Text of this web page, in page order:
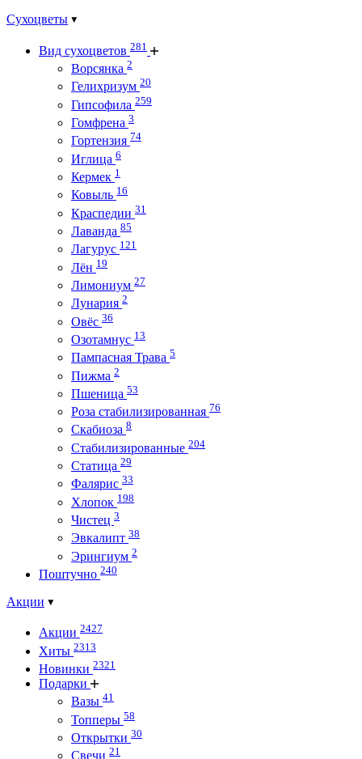
Сухоцветы
Вид сухоцветов 281
Ворсянка 2
Гелихризум 20
Гипсофила 259
Гомфрена 3
Гортензия 74
Иглица 6
Кермек 1
Ковыль 16
Краспедии 31
Лаванда 85
Лагурус 121
Лён 19
Лимониум 27
Лунария 2
Овёс 36
Озотамнус 13
Пампасная Трава 5
Пижма 2
Пшеница 53
Роза стабилизированная 76
Скабиоза 8
Стабилизированные 204
Статица 29
Фалярис 33
Хлопок 198
Чистец 3
Эвкалипт 38
Эрингиум 2
Поштучно 240
Акции
Акции 2427
Хиты 2313
Новинки 2321
Подарки
Вазы 41
Топперы 58
Открытки 30
Свечи 21